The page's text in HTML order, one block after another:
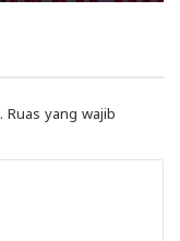
Ruas yang wajib